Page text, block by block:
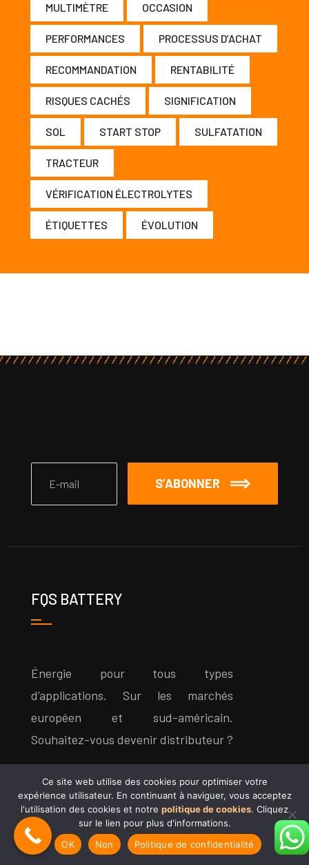
MULTIMÈTRE OCCASION
PERFORMANCES PROCESSUS D’ACHAT
RECOMMANDATION RENTABILITÉ
RISQUES CACHÉS SIGNIFICATION
SOL START STOP SULFATATION
TRACTEUR
VÉRIFICATION ÉLECTROLYTES
ÉTIQUETTES ÉVOLUTION
S’ABONNER
FQS BATTERY
Énergie pour tous types
d’applications. Sur les marchés
européen et sud-américain.
Souhaitez-vous devenir distributeur ?
CE QUI VOUS INTÉRESSE
Ce site web utilise des cookies pour optimiser votre
expérience utilisateur. En continuant à naviguer, vous acceptez
l'utilisation des cookies et notre politique de cookies. Cliquez
sur le lien pour plus d'informations.
OK
Non Politique de confidentialité